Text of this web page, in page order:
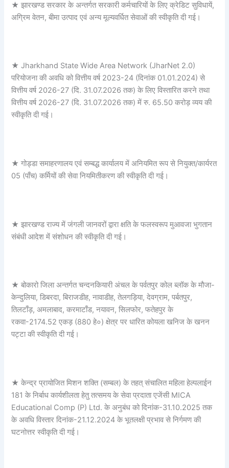
★ झारखण्ड सरकार के अन्तर्गत सरकारी कर्मचारियों के लिए क्रेडिट सुविधायें,
अग्रिम वेतन, बीमा उत्पाद एवं अन्य मूल्यवर्धित सेवाओं की स्वीकृति दी गई।
★ Jharkhand State Wide Area Network (JharNet 2.0)
परियोजना की अवधि को वित्तीय वर्ष 2023-24 (दिनांक 01.01.2024) से
वित्तीय वर्ष 2026-27 (दि. 31.07.2026 तक) के लिए विस्तारित करने तथा
वित्तीय वर्ष 2026-27 (दि. 31.07.2026 तक) में रु. 65.50 करोड़ व्यय की
स्वीकृति दी गई।
★ गोड्डा समाहरणालय एवं सम्बद्ध कार्यालय में अनियमित रूप से नियुक्त/कार्यरत
05 (पाँच) कर्मियों की सेवा नियमितीकरण की स्वीकृति दी गई।
★ झारखण्ड राज्य में जंगली जानवरों द्वारा क्षति के फलस्वरूप मुआवजा भुगतान
संबंधी आदेश में संशोधन की स्वीकृति दी गई।
★ बोकारो जिला अन्तर्गत चन्दनकियारी अंचल के पर्वतपुर कोल ब्लॉक के मौजा-
केन्दुलिया, डिबरदा, बिराजडीह, नावाडीह, तेलगड़िया, देवग्राम, पर्बतपुर,
तिलटाँड़, अमलाबाद, करमाटाँड, नयावन, सिलफोर, फतेहपुर के
रकवा-2174.52 एकड़ (880 हे०) क्षेत्र पर धारित कोयला खनिज के खनन
पट्टा की स्वीकृति दी गई।
★ केन्द्र प्रायोजित मिशन शक्ति (सम्बल) के तहत् संचालित महिला हेल्पलाईन
181 के निर्बाध कार्यशीलता हेतु तत्समय के सेवा प्रदाता एजेंसी MICA
Educational Comp (P) Ltd. के अनुबंध को दिनांक-31.10.2025 तक
के अवधि विस्तार दिनांक-21.12.2024 के भूतलक्षी प्रभाव से निर्गमण की
घटनोत्तर स्वीकृति दी गई।